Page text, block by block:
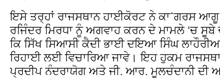
ਇਸੇ ਤਰ੍ਹਾਂ ਰਾਜਸਥਾਨ ਹਾਈਕੋਰਟ ਨੇ ਕਾˆਗਰਸ ਆਗੂ
ਰਜਿੰਦਰ ਮਿਰਧਾ ਨੂੰ ਅਗਵਾਹ ਕਰਨ ਦੇ ਮਾਮਲੇ ‘ਚ ਸੂਬੇ
ਕਿ ਸਿੱਖ ਸਿਆਸੀ ਕੈਦੀ ਭਾਈ ਦਇਆ ਸਿੰਘ ਲਾਹੌਰੀਆ
ਰਿਹਾਈ ਲਈ ਵਿਚਾਰਿਆ ਜਾਵੇ। ਇਹ ਹੁਕਮ
ਪ੍ਰਦੀਪ ਨੰਦਰਾਯੋਗ ਅਤੇ ਜੀ. ਆਰ. ਮੂਲਚੰਦਾਨੀ ਦੀ